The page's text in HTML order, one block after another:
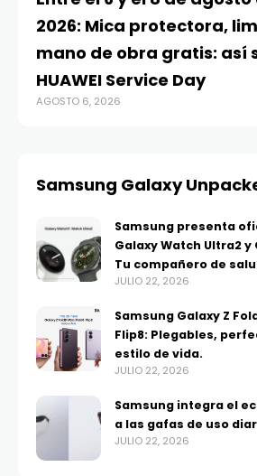
2026: Mica protectora,
mano de obra gratis: así
HUAWEI Service Day
AGOSTO 6, 2026
Samsung Galaxy
Samsung presenta
Galaxy Watch Ultra2 y
Tu compañero de
JULIO 22, 2026
Samsung Galaxy Z
Flip8: Plegables,
estilo de vida.
JULIO 22, 2026
Samsung integra el
a las gafas de uso
JULIO 22, 2026